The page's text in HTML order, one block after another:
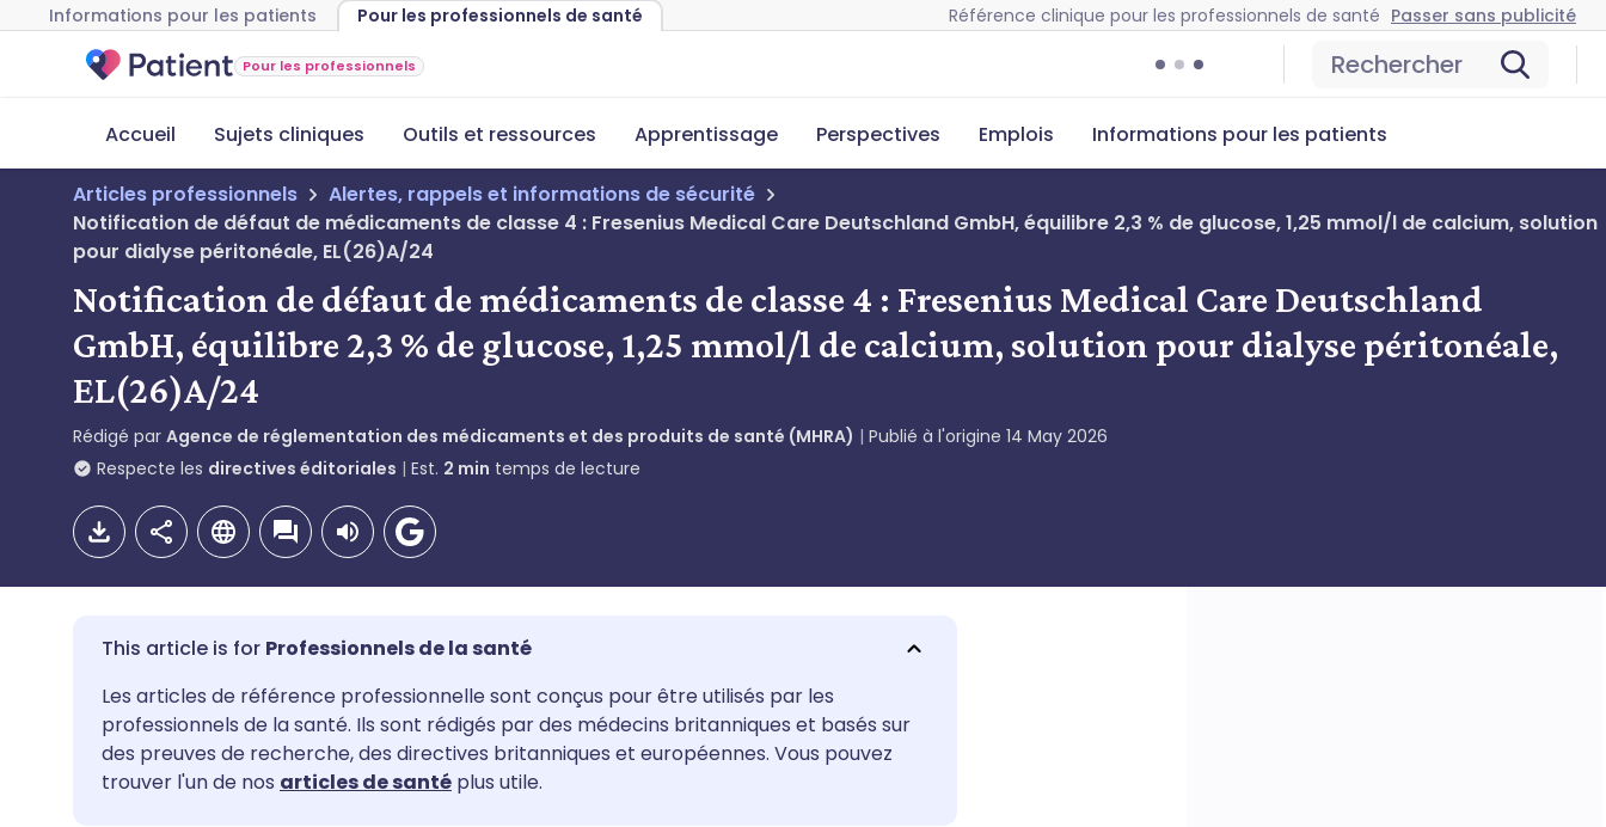
Informations pour les patients Pour les professionnels de santé Référence clinique pour les professionnels de santé Passer sans publicité
Pour les professionnels Rechercher
Accueil Sujets cliniques Outils et ressources Apprentissage Perspectives Emplois Informations pour les patients
Articles professionnels
Alertes, rappels et informations de sécurité
Notification de défaut de médicaments de classe 4 : Fresenius Medical Care Deutschland GmbH, équilibre 2,3 % de glucose, 1,25 mmol/l de calcium, solution
pour dialyse péritonéale, EL(26)A/24
Notification de défaut de médicaments de classe 4 : Fresenius Medical Care Deutschland
GmbH, équilibre 2,3 % de glucose, 1,25 mmol/l de calcium, solution pour dialyse péritonéale,
EL(26)A/24
Rédigé par Agence de réglementation des médicaments et des produits de santé (MHRA) Publié à l'origine 14 May 2026
Respecte les directives éditoriales Est. 2 min temps de lecture
Partager par email
Partager sur Facebook
🇬🇧 English 🇩🇪 Deutsch
🇪🇸 Español 🇫🇷 Français
Professionnels de la santé
Les articles de référence professionnelle sont conçus pour être utilisés par les
professionnels de la santé. Ils sont rédigés par des médecins britanniques et basés sur
des preuves de recherche, des directives britanniques et européennes. Vous pouvez
trouver l'un de nos articles de santé plus utile.